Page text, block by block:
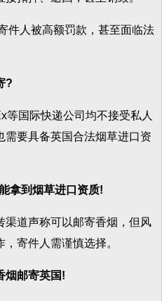
人被高额罚款，甚至面临法
?
国际快递公司均不接受私人
要具备英国合法烟草进口资
到烟草进口资质!
道声称可以邮寄香烟，但风
寄件人需谨慎选择。
邮寄英国!